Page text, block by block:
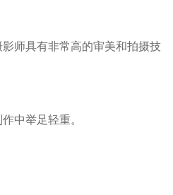
师具有非常高的审美和拍摄技
中举足轻重。